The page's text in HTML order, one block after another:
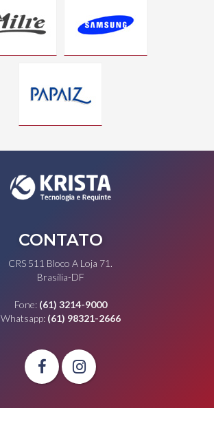
CONTATO
CRS 511 Bloco A Loja 71.
Brasília-DF
Fone: (61) 3214-9000
Whatsapp: (61) 98321-2666
 